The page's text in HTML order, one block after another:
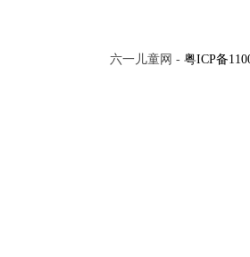
六一儿童网 - 粤ICP备